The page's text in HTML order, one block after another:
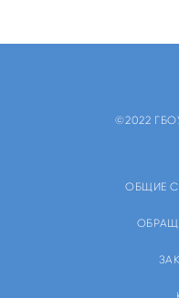
©2022
ОБЩИЕ